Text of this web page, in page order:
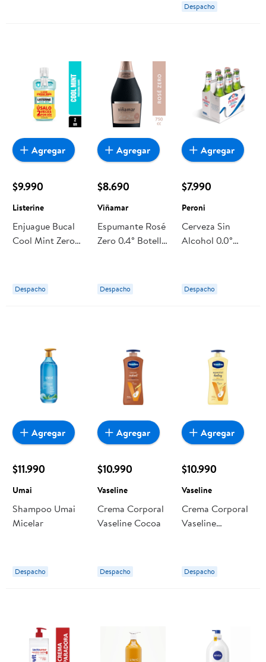
Despacho
$9.990
Listerine
Enjuague Bucal
Cool Mint Zero
Despacho
Agregar
$8.690
Viñamar
Espumante Rosé
Zero 0.4° Botella
Despacho
Agregar
$7.990
Peroni
Cerveza Sin
Alcohol 0.0°
Despacho
Agregar
$11.990
Umai
Shampoo Umai
Micelar
Despacho
Agregar
$10.990
Vaseline
Crema Corporal
Vaseline Cocoa
Despacho
Agregar
$10.990
Vaseline
Crema Corporal
Vaseline
Despacho
Agregar